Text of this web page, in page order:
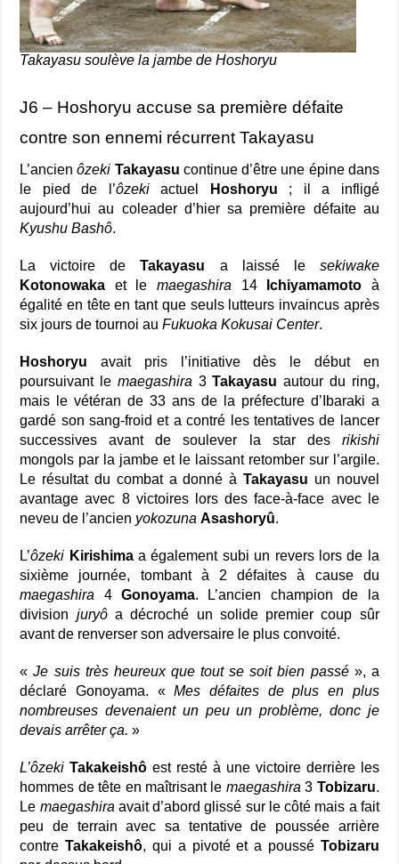
Takayasu soulève la jambe de Hoshoryu
J6 – Hoshoryu accuse sa première défaite
contre son ennemi récurrent Takayasu
L’ancienôzeki Takayasu continue d’être une épine dans
le pied de l’ôzekiactuel Hoshoryu ; il a infligé
aujourd’hui au coleader d’hier sa première défaite au
Kyushu Bashô.
La victoire deTakayasu a laissé le sekiwake
Kotonowaka et le maegashira 14 Ichiyamamoto à
égalité en tête en tant que seuls lutteurs invaincus après
six jours de tournoi auFukuoka Kokusai Center.
Hoshoryu avait pris l’initiative dès le début en
poursuivant le maegashira 3Takayasu autour du ring,
mais le vétéran de 33 ans de la préfecture d’Ibaraki a
gardé son sang-froid et a contré les tentatives de lancer
successives avant de soulever la star des rikishi
mongols par la jambe et le laissant retomber sur l’argile.
Le résultat du combat a donné àTakayasu un nouvel
avantage avec 8 victoires lors des face-à-face avec le
neveu de l’ancien yokozuna Asashoryû.
L’ôzeki Kirishimaa également subi un revers lors de la
sixième journée, tombant à 2 défaites à cause du
maegashira 4Gonoyama. L’ancien champion de la
division juryôa décroché un solide premier coup sûr
avant de renverser son adversaire le plus convoité.
«Je suis très heureux que tout se soit bien passé», a
déclaré Gonoyama. «Mes défaites de plus en plus
nombreuses devenaient un peu un problème, donc je
devais arrêter ça. »
L’ôzekiTakakeishô est resté à une victoire derrière les
hommes de tête en maîtrisant le maegashira 3 Tobizaru.
Le maegashira avait d’abord glissé sur le côté mais a fait
peu de terrain avec sa tentative de poussée arrière
contreTakakeishô, qui a pivoté et a poussé Tobizaru